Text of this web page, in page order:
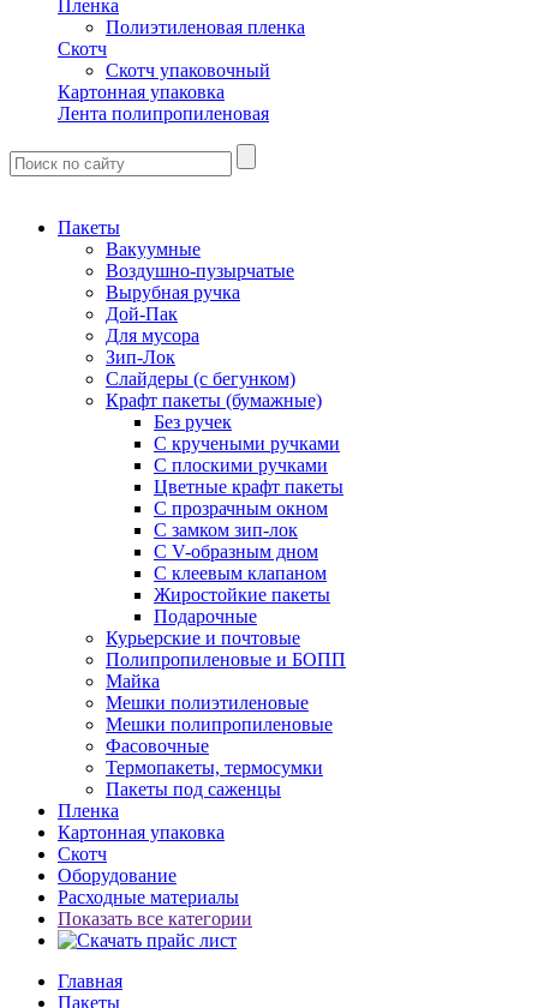
Пленка
Полиэтиленовая пленка
Скотч
Скотч упаковочный
Картонная упаковка
Лента полипропиленовая
Пакеты
Вакуумные
Воздушно-пузырчатые
Вырубная ручка
Дой-Пак
Для мусора
Зип-Лок
Слайдеры (с бегунком)
Крафт пакеты (бумажные)
Без ручек
С кручеными ручками
С плоскими ручками
Цветные крафт пакеты
С прозрачным окном
С замком зип-лок
С V-образным дном
С клеевым клапаном
Жиростойкие пакеты
Подарочные
Курьерские и почтовые
Полипропиленовые и БОПП
Майка
Мешки полиэтиленовые
Мешки полипропиленовые
Фасовочные
Термопакеты, термосумки
Пакеты под саженцы
Пленка
Картонная упаковка
Скотч
Оборудование
Расходные материалы
Показать все категории
Главная
Пакеты